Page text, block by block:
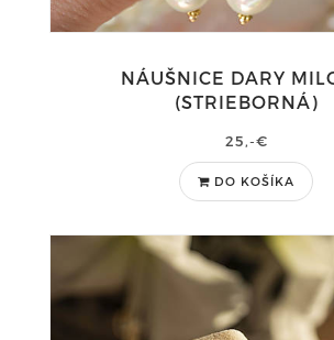
NÁUŠNICE DARY
(STRIEBORNÁ)
25,-€
DO KOŠÍKA